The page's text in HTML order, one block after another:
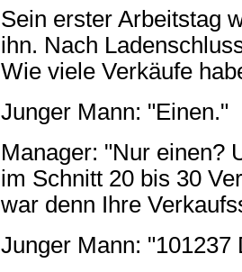
Sein erster Arbeitstag
ihn. Nach
Wie viele Verkäufe
Junger Mann: "Einen."
Manager: "Nur einen?
im Schnitt 20 bis 30
war denn Ihre
Junger Mann: "101237